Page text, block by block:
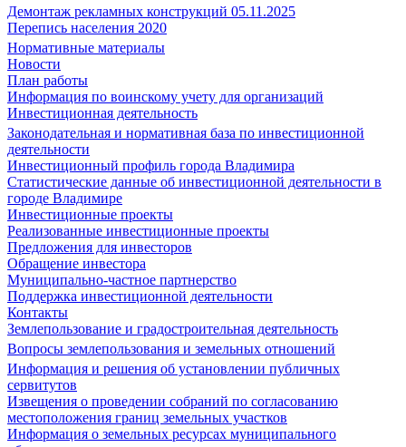
Демонтаж рекламных конструкций 05.11.2025
Перепись населения 2020
Нормативные материалы
Новости
План работы
Информация по воинскому учету для организаций
Инвестиционная деятельность
Законодательная и нормативная база по инвестиционной
деятельности
Инвестиционный профиль города Владимира
Статистические данные об инвестиционной деятельности в
городе Владимире
Инвестиционные проекты
Реализованные инвестиционные проекты
Предложения для инвесторов
Обращение инвестора
Муниципально-частное партнерство
Поддержка инвестиционной деятельности
Контакты
Землепользование и градостроительная деятельность
Вопросы землепользования и земельных отношений
Информация и решения об установлении публичных
сервитутов
Извещения о проведении собраний по согласованию
местоположения границ земельных участков
Информация о земельных ресурсах муниципального